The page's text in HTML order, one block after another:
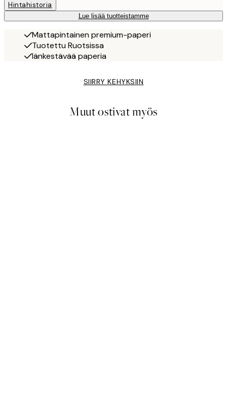
Hintahistoria
Lue lisää tuotteistamme
Mattapintainen premium-paperi
Tuotettu Ruotsissa
Iänkestävää paperia
SIIRRY KEHYKSIIN
Muut ostivat myös